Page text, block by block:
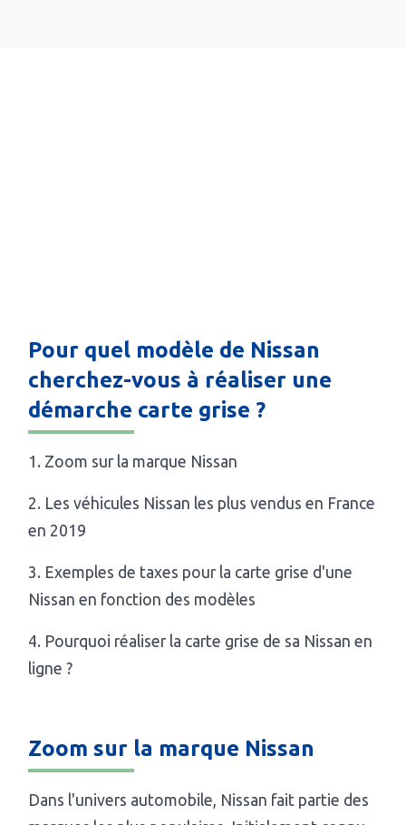
Pour quel modèle de Nissan
cherchez-vous à réaliser une
démarche carte grise ?
1. Zoom sur la marque Nissan
2. Les véhicules Nissan les plus vendus en France
en 2019
3. Exemples de taxes pour la carte grise d'une
Nissan en fonction des modèles
4. Pourquoi réaliser la carte grise de sa Nissan en
ligne ?
Zoom sur la marque Nissan
Dans l'univers automobile, Nissan fait partie des